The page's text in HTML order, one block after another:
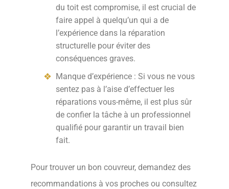
du toit est compromise, il est crucial de
faire appel à quelqu’un qui a de
l’expérience dans la réparation
structurelle pour éviter des
conséquences graves.
Manque d’expérience : Si vous ne vous
sentez pas à l’aise d’effectuer les
réparations vous-même, il est plus sûr
de confier la tâche à un professionnel
qualifié pour garantir un travail bien
fait.
Pour trouver un bon couvreur, demandez des
recommandations à vos proches ou consultez